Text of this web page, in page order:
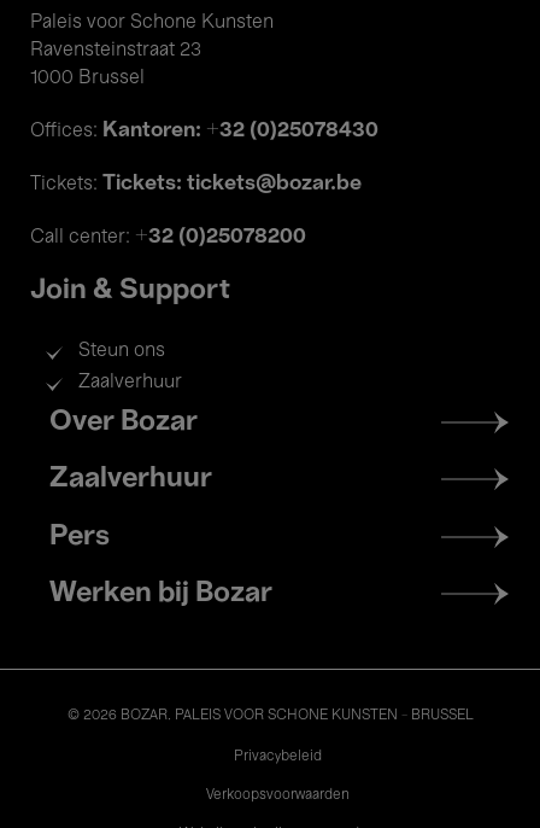
Paleis voor Schone Kunsten
Ravensteinstraat 23
1000 Brussel
Offices: Kantoren: +32 (0)25078430
Tickets: Tickets: tickets@bozar.be
Call center: +32 (0)25078200
Join & Support
Steun ons
Zaalverhuur
Footer
menu
Over Bozar
Zaalverhuur
Pers
Werken bij Bozar
© 2026 BOZAR. PALEIS VOOR SCHONE KUNSTEN - BRUSSEL
Privacybeleid
Verkoopsvoorwaarden